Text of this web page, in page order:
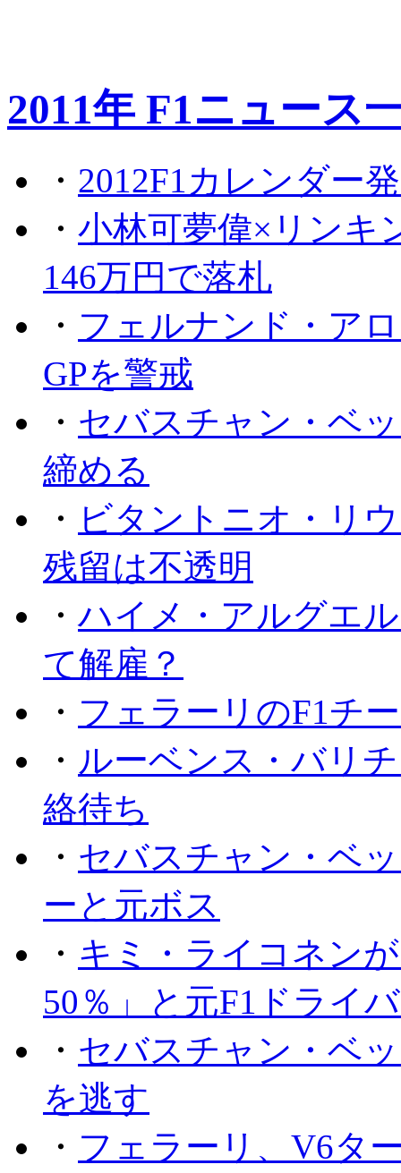
2011年 F1ニュース
・ 2012F1カレンダー
・ 小林可夢偉×リンキ
146万円で落札
・ フェルナンド・ア
GPを警戒
・ セバスチャン・ベ
締める
・ ビタントニオ・リ
残留は不透明
・ハイメ・アルグエ
て解雇？
・ フェラーリのF1チ
・ ルーベンス・バリ
絡待ち
・ セバスチャン・ベ
ーと元ボス
・ キミ・ライコネン
50％」と元F1ドライ
・ セバスチャン・ベ
を逃す
・ フェラーリ、V6タ